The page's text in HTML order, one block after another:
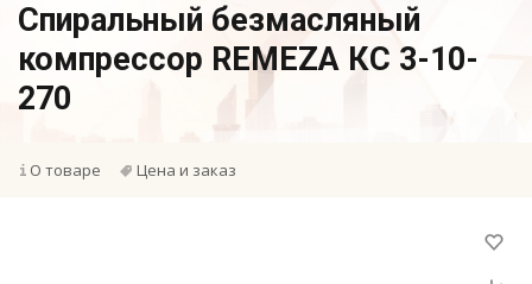
Спиральный безмасляный
компрессор REMEZA КС 3-10-
270
О товаре Цена и заказ